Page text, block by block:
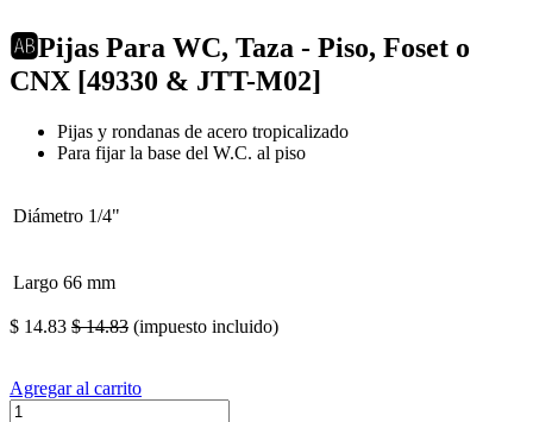
🆎Pijas Para WC, Taza - Piso, Foset o
CNX [49330 & JTT-M02]
Pijas y rondanas de acero tropicalizado
Para fijar la base del W.C. al piso
Diámetro 1/4"
Largo 66 mm
$ 14.83 $14.83 (impuesto incluido)
Agregar al carrito